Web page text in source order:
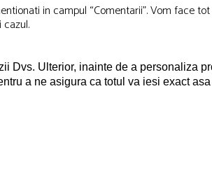
in campul “Comentarii”. Vom face
Dvs. Ulterior, inainte de a personaliza
a ne asigura ca totul va iesi exact